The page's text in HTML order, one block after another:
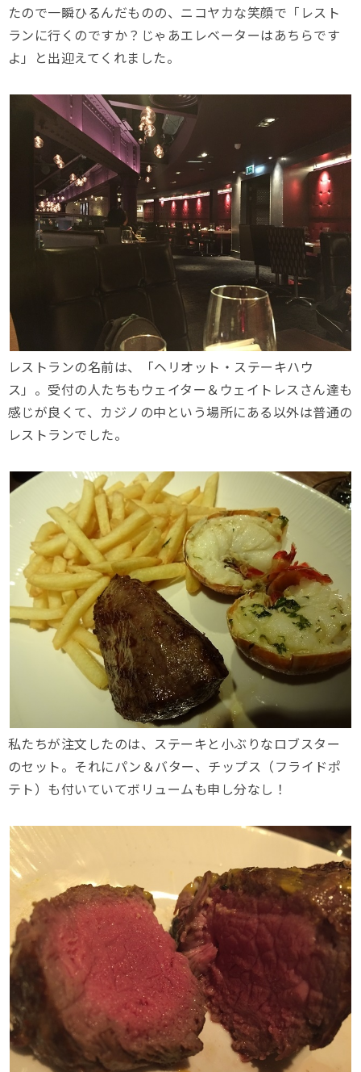
たので一瞬ひるんだものの、ニコヤカな笑顔で「レスト
ランに行くのですか？じゃあエレベーターはあちらです
よ」と出迎えてくれました。
レストランの名前は、「ヘリオット・ステーキハウ
ス」。受付の人たちもウェイター＆ウェイトレスさん達も
感じが良くて、カジノの中という場所にある以外は普通の
レストランでした。
私たちが注文したのは、ステーキと小ぶりなロブスター
のセット。それにパン＆バター、チップス（フライドポ
テト）も付いていてボリュームも申し分なし！